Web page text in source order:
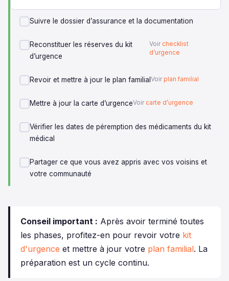
Suivre le dossier d’assurance et la documentation
Reconstituer les réserves du kit
d’urgence
Voir checklist
d’urgence
Revoir et mettre à jour le plan familial Voir plan familial
Mettre à jour la carte d’urgenceVoir carte d’urgence
Vérifier les dates de péremption des médicaments du kit
médical
Partager ce que vous avez appris avec vos voisins et
votre communauté
Conseil important : Après avoir terminé toutes
les phases, profitez-en pour revoir votre kit
d'urgence et mettre à jour votre plan familial. La
préparation est un cycle continu.